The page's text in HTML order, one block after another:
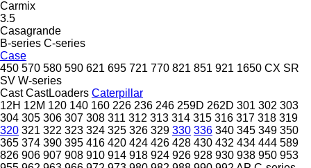
Carmix
3.5
Casagrande
B-series C-series
Case
450 570 580 590 621 695 721 770 821 851 921 1650 CX SR
SV W-series
Cast CastLoaders Caterpillar
12H 12M 120 140 160 226 236 246 259D 262D 301 302 303
304 305 306 307 308 311 312 313 314 315 316 317 318 319
320 321 322 323 324 325 326 329 330 336 340 345 349 350
365 374 390 395 416 420 424 426 428 430 432 434 444 589
826 906 907 908 910 914 918 924 926 928 930 938 950 953